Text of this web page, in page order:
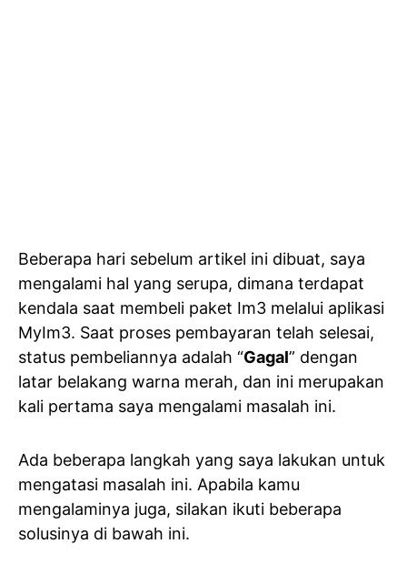
Beberapa hari sebelum artikel ini dibuat, saya
mengalami hal yang serupa, dimana terdapat
kendala saat membeli paket Im3 melalui aplikasi
MyIm3. Saat proses pembayaran telah selesai,
status pembeliannya adalah “Gagal” dengan
latar belakang warna merah, dan ini merupakan
kali pertama saya mengalami masalah ini.
Ada beberapa langkah yang saya lakukan untuk
mengatasi masalah ini. Apabila kamu
mengalaminya juga, silakan ikuti beberapa
solusinya di bawah ini.